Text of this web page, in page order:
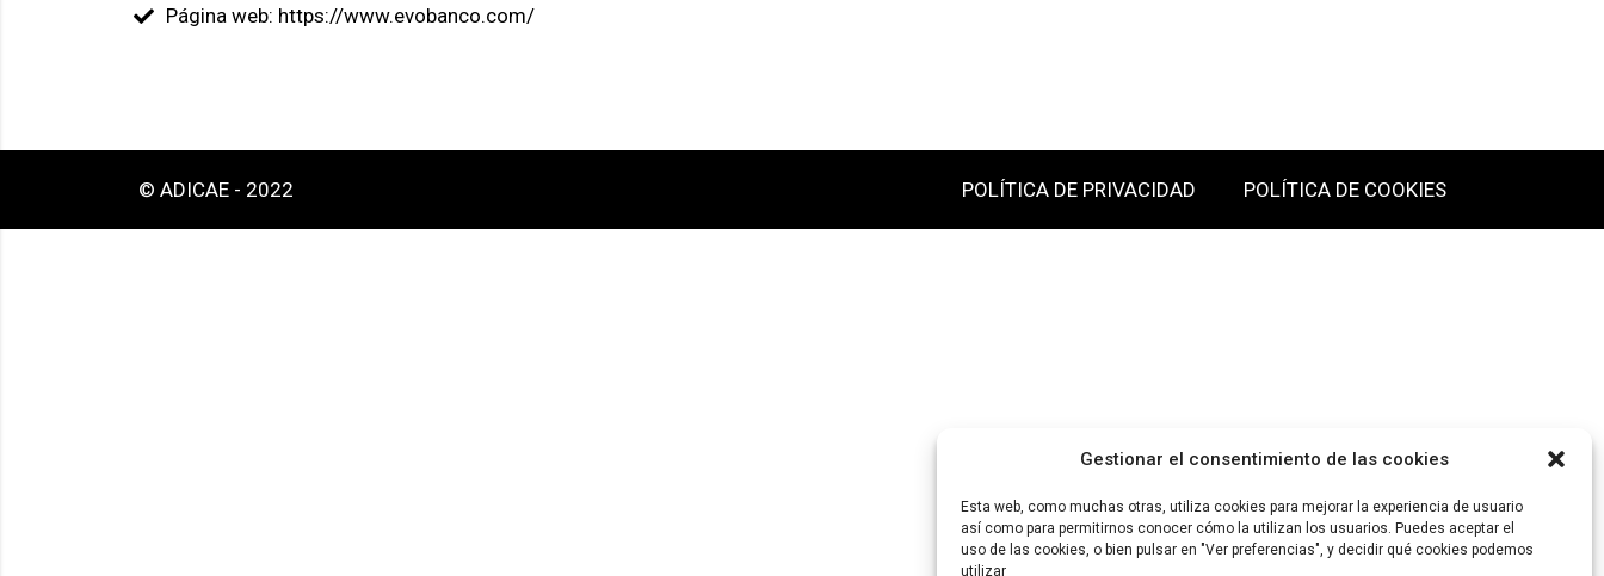
Gestionar el consentimiento de las cookies
Esta web, como muchas otras, utiliza cookies para mejorar la experiencia de usuario
así como para permitirnos conocer cómo la utilizan los usuarios. Puedes aceptar el
uso de las cookies, o bien pulsar en "Ver preferencias", y decidir qué cookies podemos
utilizar
Página web: https://www.evobanco.com/
© ADICAE - 2022 POLÍTICA DE PRIVACIDAD POLÍTICA DE COOKIES